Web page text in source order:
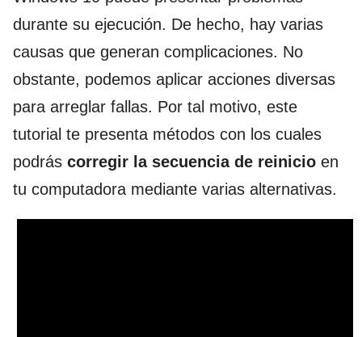
durante su ejecución. De hecho, hay varias
causas que generan complicaciones. No
obstante, podemos aplicar acciones diversas
para arreglar fallas. Por tal motivo, este
tutorial te presenta métodos con los cuales
podrás corregir la secuencia de reinicio en
tu computadora mediante varias alternativas.